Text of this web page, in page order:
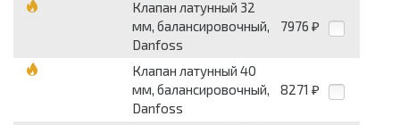
Клапан латунный 32
мм, балансировочный,
Danfoss
7976 ₽
Клапан латунный 40
мм, балансировочный,
Danfoss
8271 ₽